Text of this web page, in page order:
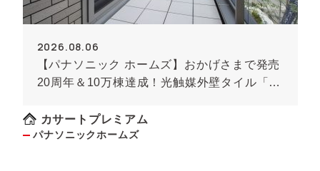
2026.08.06
【パナソニック ホームズ】おかげさまで発売
20周年＆10万棟達成！光触媒外壁タイル「キ
カサートプレミアム
パナソニックホームズ